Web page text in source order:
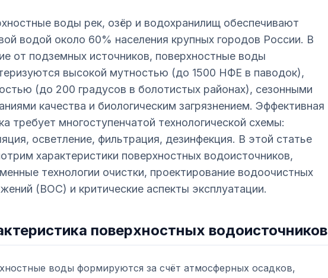
воды рек, озёр и водохранилищ обеспечивают
водой около 60% населения крупных городов России. В
от подземных источников, поверхностные воды
высокой мутностью (до 1500 НФЕ в паводок),
(до 200 градусов в болотистых районах), сезонными
качества и биологическим загрязнением. Эффективная
требует многоступенчатой технологической схемы:
осветление, фильтрация, дезинфекция. В этой статье
характеристики поверхностных водоисточников,
технологии очистки, проектирование водоочистных
(ВОС) и критические аспекты эксплуатации.
поверхностных водоисточников
воды формируются за счёт атмосферных осадков,